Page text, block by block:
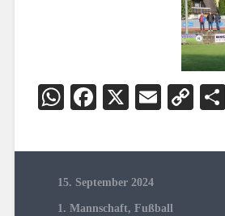
WhatsApp
Facebook
X Email
15. September 2024
1. Mannschaft, Fußball